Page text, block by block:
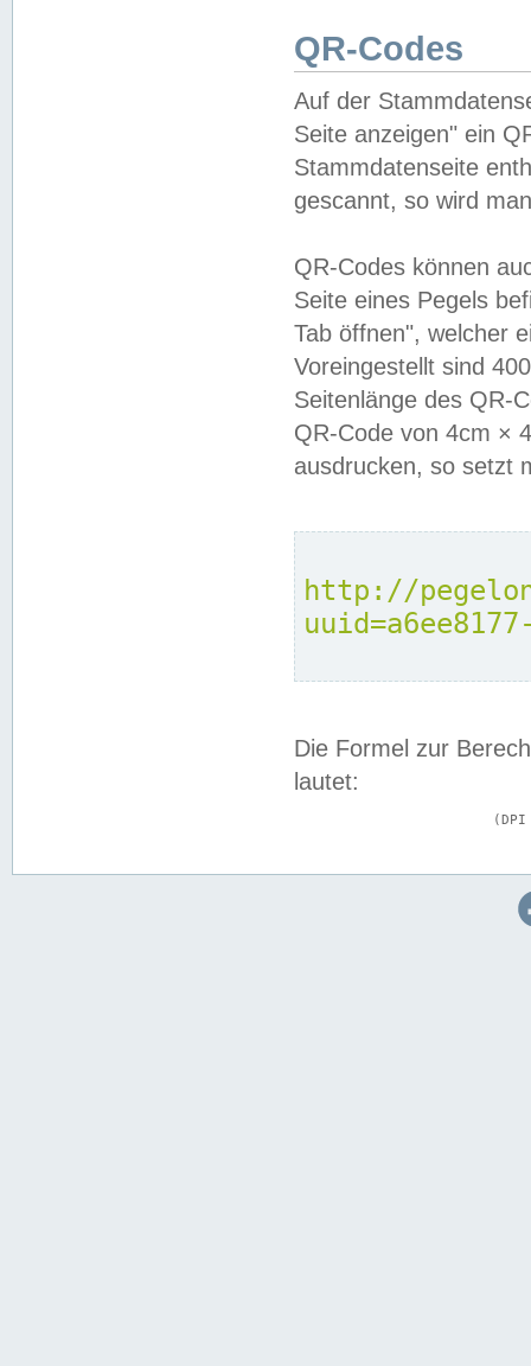
QR-Codes
Auf der
Seite anzeigen" ein
Stammdatenseite
gescannt, so wird
QR-Codes können
Seite eines Pegels
Tab öffnen", welcher
Voreingestellt sind
Seitenlänge des QR-
QR-Code von 4cm ×
ausdrucken, so setzt
http://
Die Formel zur
lautet: